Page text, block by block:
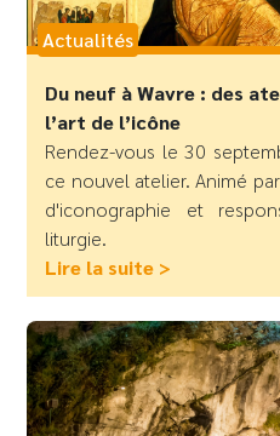
Actualités
Du neuf à Wavre : des
l’art de l’icône
Rendez-vous le 30
ce nouvel atelier. Animé
d'iconographie et
liturgie.
Lire la suite >